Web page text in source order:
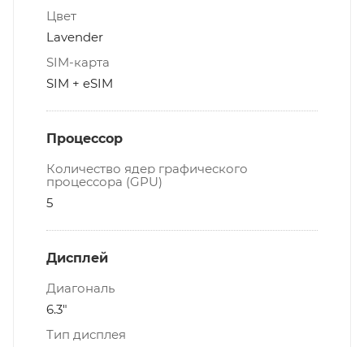
Цвет
Lavender
SIM-карта
SIM + eSIM
Процессор
Количество ядер графического
процессора (GPU)
5
Дисплей
Диагональ
6.3"
Тип дисплея